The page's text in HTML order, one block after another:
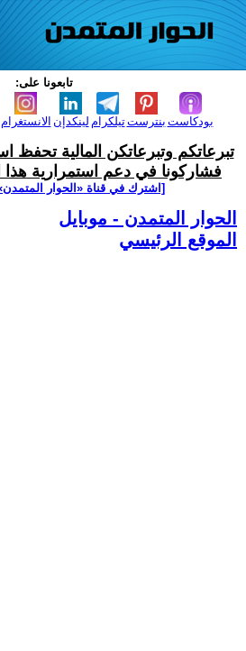
تابعونا على:
الانستغرام لينكدإن تيلكرامبنترست بودكاست
تبرعاتكم وتبرعاتكن المالية تحفظ
فشاركونا في دعم استمرارية هذا
[اشترك في قناة ‫«الحوار
الحوار المتمدن - موبايل
الموقع الرئيسي